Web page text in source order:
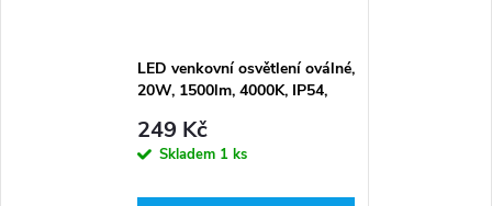
LED venkovní osvětlení oválné,
20W, 1500lm, 4000K, IP54,
249 Kč
Skladem 1 ks